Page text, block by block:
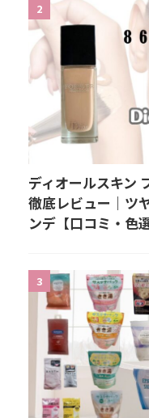
2
ディオールスキン
徹底レビュー｜ツ
ンデ【口コミ・色
3